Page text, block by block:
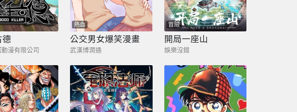
德
漫有限公司
熱血
公交男女爆笑漫畫
武漢博潤通
冒險
開局一座山
娛樂沒錯